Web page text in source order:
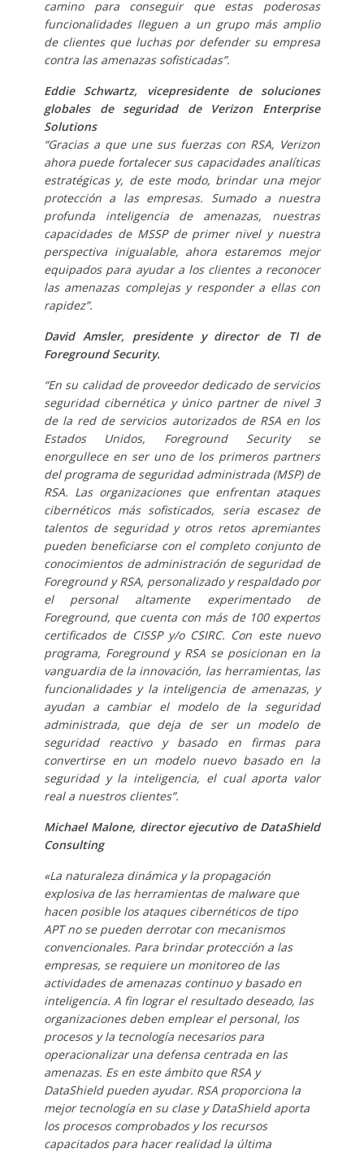
camino para conseguir que estas poderosas
funcionalidades lleguen a un grupo más amplio
de clientes que luchas por defender su empresa
contra las amenazas sofisticadas”.
Eddie Schwartz, vicepresidente de soluciones
globales de seguridad de Verizon Enterprise
Solutions
“Gracias a que une sus fuerzas con RSA, Verizon
ahora puede fortalecer sus capacidades analíticas
estratégicas y, de este modo, brindar una mejor
protección a las empresas. Sumado a nuestra
profunda inteligencia de amenazas, nuestras
capacidades de MSSP de primer nivel y nuestra
perspectiva inigualable, ahora estaremos mejor
equipados para ayudar a los clientes a reconocer
las amenazas complejas y responder a ellas con
rapidez”.
David Amsler, presidente y director de TI de
Foreground Security.
“En su calidad de proveedor dedicado de servicios
seguridad cibernética y único partner de nivel 3
de la red de servicios autorizados de RSA en los
Estados Unidos, Foreground Security se
enorgullece en ser uno de los primeros partners
del programa de seguridad administrada (MSP) de
RSA. Las organizaciones que enfrentan ataques
cibernéticos más sofisticados, seria escasez de
talentos de seguridad y otros retos apremiantes
pueden beneficiarse con el completo conjunto de
conocimientos de administración de seguridad de
Foreground y RSA, personalizado y respaldado por
el personal altamente experimentado de
Foreground, que cuenta con más de 100 expertos
certificados de CISSP y/o CSIRC. Con este nuevo
programa, Foreground y RSA se posicionan en la
vanguardia de la innovación, las herramientas, las
funcionalidades y la inteligencia de amenazas, y
ayudan a cambiar el modelo de la seguridad
administrada, que deja de ser un modelo de
seguridad reactivo y basado en firmas para
convertirse en un modelo nuevo basado en la
seguridad y la inteligencia, el cual aporta valor
real a nuestros clientes”.
Michael Malone, director ejecutivo de DataShield
Consulting
«La naturaleza dinámica y la propagación
explosiva de las herramientas de malware que
hacen posible los ataques cibernéticos de tipo
APT no se pueden derrotar con mecanismos
convencionales. Para brindar protección a las
empresas, se requiere un monitoreo de las
actividades de amenazas continuo y basado en
inteligencia. A fin lograr el resultado deseado, las
organizaciones deben emplear el personal, los
procesos y la tecnología necesarios para
operacionalizar una defensa centrada en las
amenazas. Es en este ámbito que RSA y
DataShield pueden ayudar. RSA proporciona la
mejor tecnología en su clase y DataShield aporta
los procesos comprobados y los recursos
capacitados para hacer realidad la última